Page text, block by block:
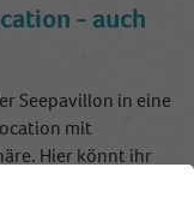
- auch
Seepavillon in eine
mit
Hier könnt ihr
eure Hochzeit